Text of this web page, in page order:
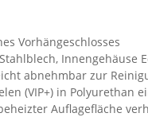
Vorhängeschlosses
Innengehäuse
abnehmbar zur
(VIP+) in Polyurethan
Auflagefläche